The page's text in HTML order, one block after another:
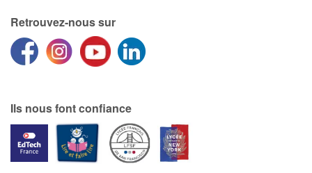
Retrouvez-nous sur
Ils nous font confiance